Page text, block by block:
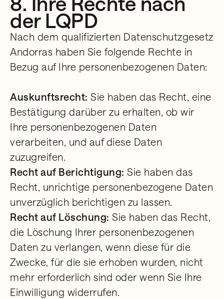
der LQPD
Nach dem qualifizierten Datenschutzgesetz
Andorras haben Sie folgende Rechte in
Bezug auf Ihre personenbezogenen Daten:
Auskunftsrecht: Sie haben das Recht, eine
Bestätigung darüber zu erhalten, ob wir
Ihre personenbezogenen Daten
verarbeiten, und auf diese Daten
zuzugreifen.
Recht auf Berichtigung: Sie haben das
Recht, unrichtige personenbezogene Daten
unverzüglich berichtigen zu lassen.
Recht auf Löschung: Sie haben das Recht,
die Löschung Ihrer personenbezogenen
Daten zu verlangen, wenn diese für die
Zwecke, für die sie erhoben wurden, nicht
mehr erforderlich sind oder wenn Sie Ihre
Einwilligung widerrufen.